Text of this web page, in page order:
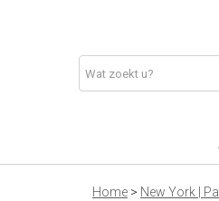
Home > New York |